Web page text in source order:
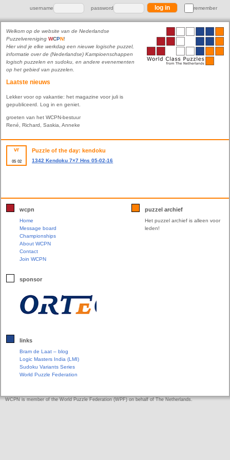
username password remember
Welkom op de website van de Nederlandse
Puzzelvereniging WCPN!
Hier vind je elke werkdag een nieuwe logische puzzel,
informatie over de (Nederlandse) Kampioenschappen
logisch puzzelen en sudoku, en andere evenementen
op het gebied van puzzelen.
Laatste nieuws
Lekker voor op vakantie: het magazine voor juli is
gepubliceerd. Log in en geniet.
groeten van het WCPN-bestuur
René, Richard, Saskia, Anneke
vr
05 02
Puzzle of the day: kendoku
1342 Kendoku 7×7 Hns 05-02-16
wcpn
Home
Message board
Championships
About WCPN
Contact
Join WCPN
sponsor
links
Bram de Laat – blog
Logic Masters India (LMI)
Sudoku Variants Series
World Puzzle Federation
puzzel archief
Het puzzel archief is alleen voor
leden!
WCPN is member of the World Puzzle Federation (WPF) on behalf of The Netherlands.